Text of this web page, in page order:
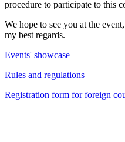
procedure to participate to this
We hope to see you at the
my best regards.
Events' showcase
Rules and regulations
Registration form for foreign